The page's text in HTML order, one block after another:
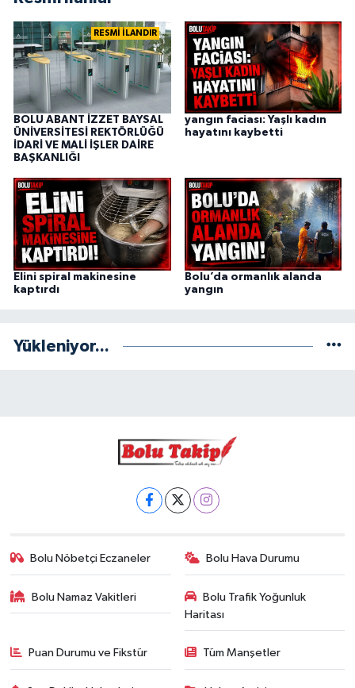
RESMİ İLANDIR
BOLU ABANT İZZET BAYSAL
ÜNİVERSİTESİ REKTÖRLÜĞÜ
İDARİ VE MALİ İŞLER DAİRE
BAŞKANLIĞI
yangın faciası: Yaşlı kadın
hayatını kaybetti
Elini spiral makinesine
kaptırdı
Bolu’da ormanlık alanda
yangın
Yükleniyor...
Bolu Nöbetçi Eczaneler Bolu Hava Durumu
Bolu Namaz Vakitleri
Bolu Trafik Yoğunluk
Haritası
Puan Durumu ve Fikstür Tüm Manşetler